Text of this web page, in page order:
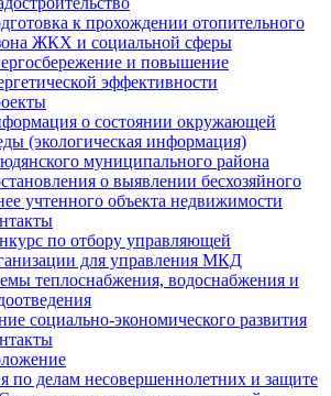
к прохождении отопительного
ЖКХ и социальной сферы
и повышение
эффективности
о состоянии окружающей
(экологическая информация)
муниципального района
о выявлении бесхозяйного
учтенного объекта недвижимости
по отбору управляющей
для управления МКД
теплоснабжения, водоснабжения и
социально-экономического развития
по делам несовершеннолетних и защите